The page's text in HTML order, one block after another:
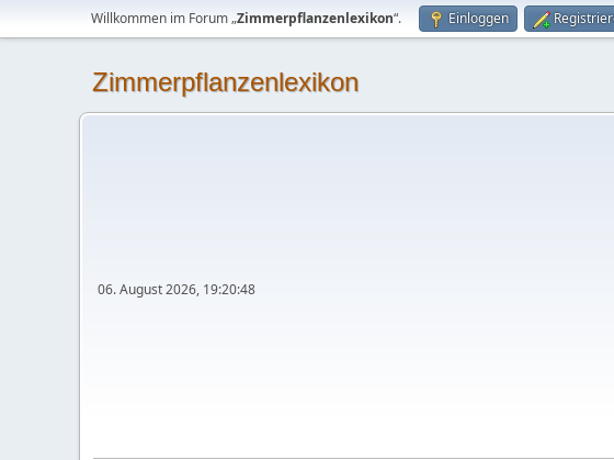
Willkommen im Forum „Zimmerpflanzenlexikon“. Einloggen
Zimmerpflanzenlexikon
06. August 2026, 19:20:48